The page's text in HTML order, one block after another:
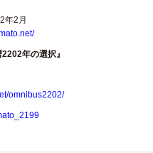
年2月
年の選択』
omnibus2202/